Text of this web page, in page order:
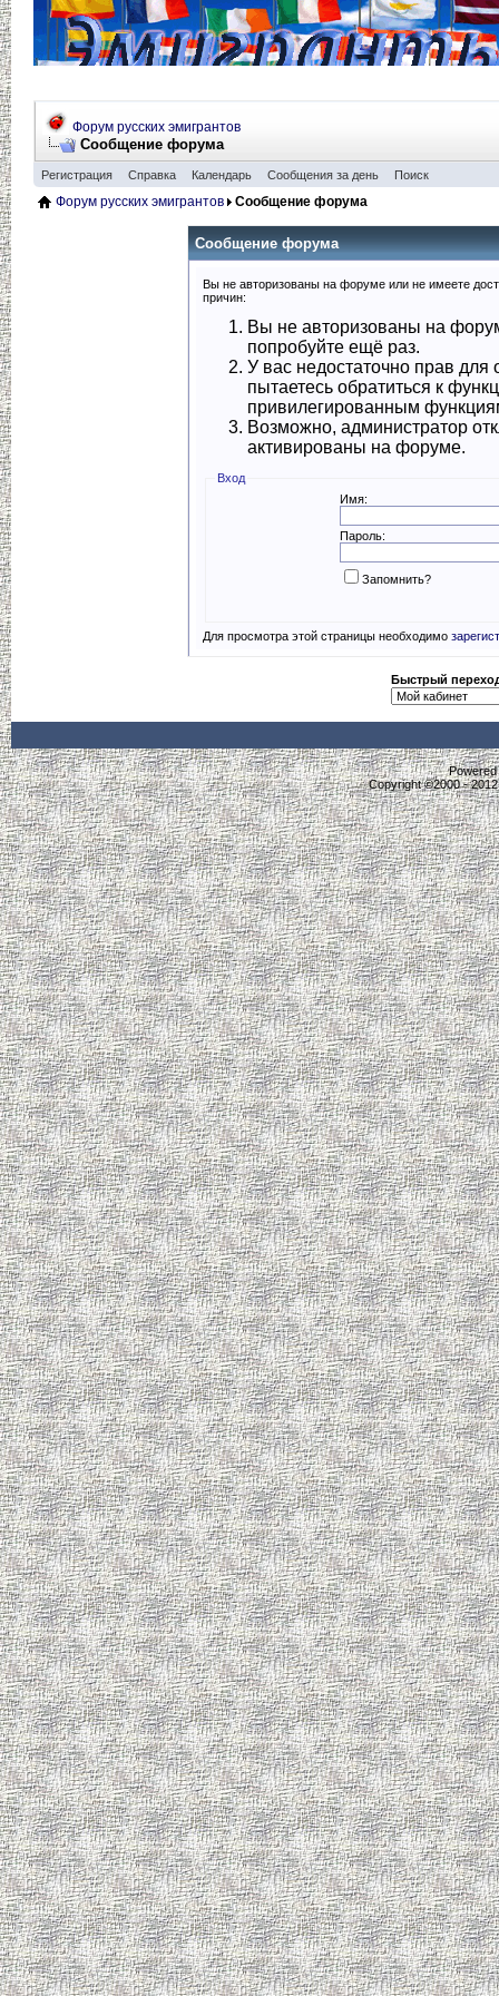
Форум русских эмигрантов
Сообщение форума
Регистрация Справка Календарь Сообщения за день Поиск
Форум русских эмигрантов Сообщение форума
Сообщение форума
Вы не авторизованы на форуме или не имеете
причин:
Вы не авторизованы на
попробуйте ещё раз.
У вас недостаточно прав
пытаетесь обратиться к
привилегированным
Возможно, администратор
активированы на форуме.
Вход
Имя:
Пароль:
Запомнить?
Для просмотра этой страницы необходимо
Быстрый
Powered
Copyright ©2000 -